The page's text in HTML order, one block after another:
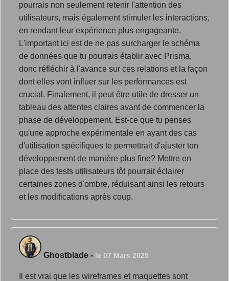
pourrais non seulement retenir l'attention des
utilisateurs, mais également stimuler les interactions,
en rendant leur expérience plus engageante.
L'important ici est de ne pas surcharger le schéma
de données que tu pourrais établir avec Prisma,
donc réfléchir à l'avance sur ces relations et la façon
dont elles vont influer sur les performances est
crucial. Finalement, il peut être utile de dresser un
tableau des attentes claires avant de commencer la
phase de développement. Est-ce que tu penses
qu'une approche expérimentale en ayant des cas
d'utilisation spécifiques te permettrait d'ajuster ton
développement de manière plus fine? Mettre en
place des tests utilisateurs tôt pourrait éclairer
certaines zones d'ombre, réduisant ainsi les retours
et les modifications après coup.
Ghostblade - le 07 Mars 2025
Il est vrai que les wireframes et maquettes sont